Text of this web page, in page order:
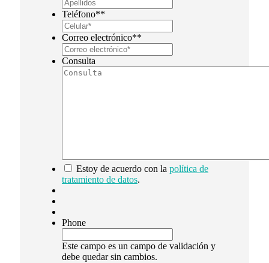
Teléfono**
Correo electrónico**
Consulta
* Estoy de acuerdo con la política de
tratamiento de datos.
Phone
Este campo es un campo de validación y
debe quedar sin cambios.